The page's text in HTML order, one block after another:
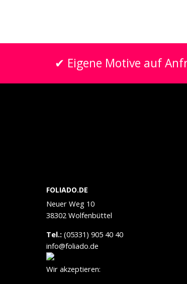
✔ Eigene Motive auf
FOLIADO.DE
Neuer Weg 10
38302 Wolfenbüttel
Tel.:(05331) 905 40 40
info@foliado.de
Wir akzeptieren: